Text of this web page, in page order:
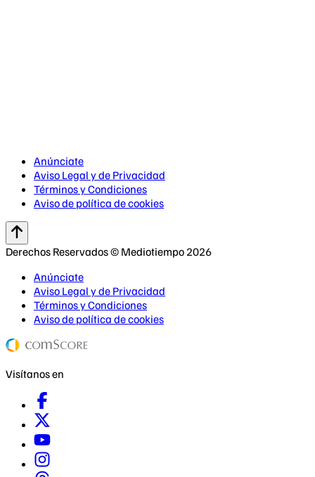
Anúnciate
Aviso Legal y de Privacidad
Términos y Condiciones
Aviso de política de cookies
Derechos Reservados © Mediotiempo 2026
Anúnciate
Aviso Legal y de Privacidad
Términos y Condiciones
Aviso de política de cookies
Visítanos en